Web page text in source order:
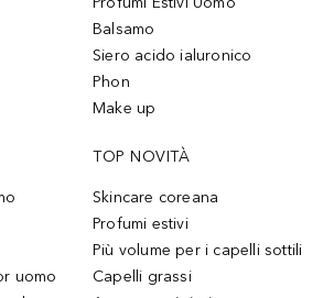
Balsamo
Siero acido ialuronico
Phon
Make up
uomo
TOP NOVITÀ
Skincare coreana
Profumi estivi
Più volume per i capelli sottili
Capelli grassi